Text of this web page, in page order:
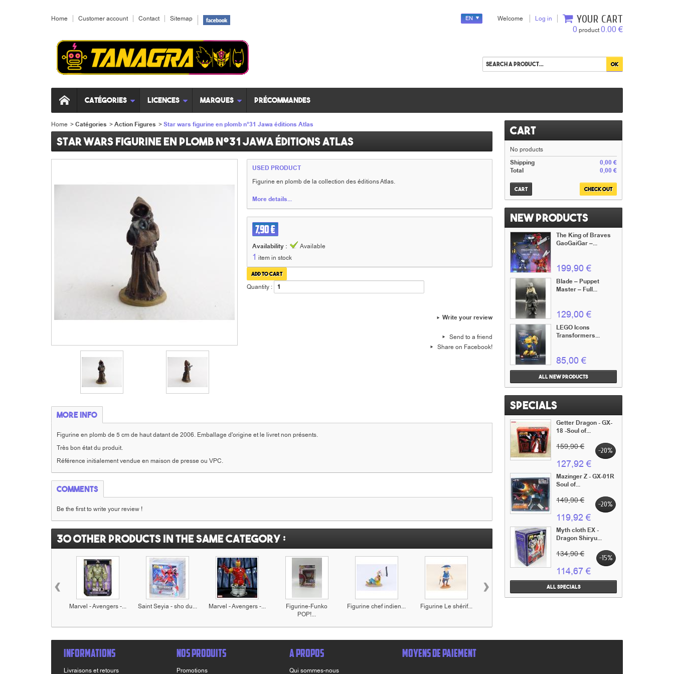
Home Customer account Contact Sitemap Welcome Log in YOUR CART
0 product0.00 €
EN
Catégories Licences Marques Précommandes
Home >Catégories >Action Figures >Star wars figurine en plomb n°31 Jawa éditions Atlas
Star wars figurine en plomb n°31 Jawa éditions Atlas
USED PRODUCT
Figurine en plomb de la collection des éditions Atlas.
More details...
7,90 €
Availability : Available
1 item in stock
Quantity :
Write your review
Send to a friend
Share on Facebook!
More info
Figurine en plomb de 5 cm de haut datant de 2006. Emballage d'origine et le livret non présents.
Très bon état du produit.
Référence initialement vendue en maison de presse ou VPC.
Comments
Be the first to write your review !
30 other products in the same category :
Marvel - Avengers -... Saint Seyia - sho du... Marvel - Avengers -...
Figurine-Funko
POP!...
Figurine chef indien... Figurine Le shérif...
‹ ›
Cart
No products
0,00 €
Shipping
0,00 €
Total
Cart Check out
New products
The King of Braves
GaoGaiGar –...
199,90 €
Blade – Puppet
Master – Full...
129,00 €
LEGO Icons
Transformers...
85,00 €
All new products
Specials
Getter Dragon - GX-
18 -Soul of...
159,90 € -20%
127,92 €
Mazinger Z - GX-01R
Soul of...
149,90 € -20%
119,92 €
Myth cloth EX -
Dragon Shiryu...
134,90 € -15%
114,67 €
All specials
INFORMATIONS
Livraisons et retours
NOS PRODUITS
Promotions
A PROPOS
Qui sommes-nous
MOYENS DE PAIEMENT